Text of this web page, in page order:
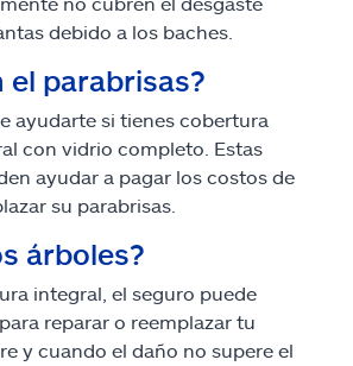
debido a los baches.
el parabrisas?
ayudarte si tienes cobertura
con vidrio completo. Estas
ayudar a pagar los costos de
su parabrisas.
árboles?
integral, el seguro puede
reparar o reemplazar tu
y cuando el daño no supere el